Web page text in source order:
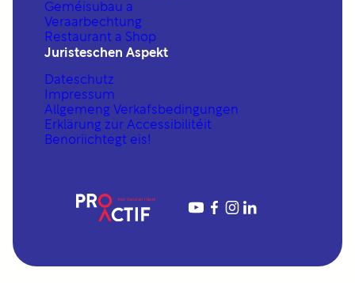
Geméisubau a
Veraarbechtung
Restaurant a Shop
Juristeschen Aspekt
Dateschutz
Impressum
Allgemeng Verkafsbedingungen
Erklärung zur Accessibilitéit
Benoriichtegt eis!
YouTube
https://
https://
https://www.linkedin.com/company/proactif-sis-s%C3%A0rl/